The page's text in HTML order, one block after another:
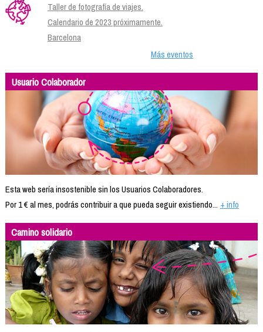
Taller de fotografía de viajes.
Calendario de 2023 próximamente.
Barcelona
Más eventos
Usuario Colaborador
Esta web sería insostenible sin los Usuarios Colaboradores.
Por 1 € al mes, podrás contribuir a que pueda seguir existiendo... + info
Camino solidario